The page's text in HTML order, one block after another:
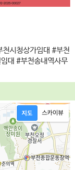
시청상가임대 #부천
대 #부천송내역사무